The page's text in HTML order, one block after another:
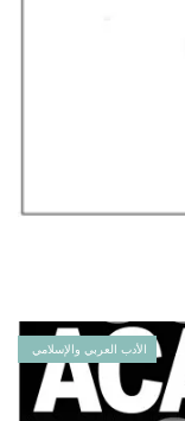
الأدب العربي والإسلامي